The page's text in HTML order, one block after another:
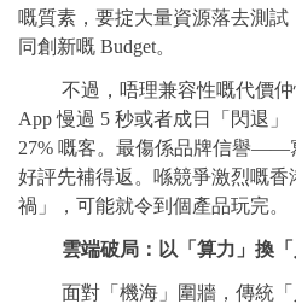
嘅質素，要掟大量資源落去測
同創新嘅 Budget。
不過，唔理兼容性嘅代價
App 慢過 5 秒或者成日「閃退」
27% 嘅客。最傷係品牌信譽——
好評先補得返。喺競爭激烈嘅
禍」，可能就令到個產品玩完。
雲端破局：以「算力」換
面對「機海」圍牆，傳統